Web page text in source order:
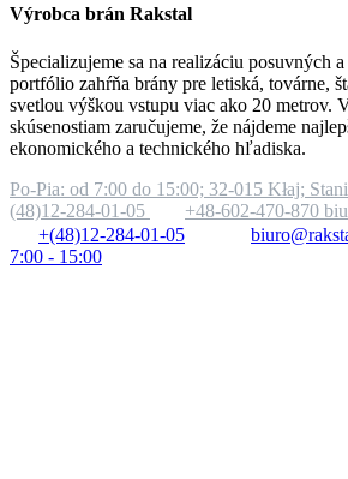
Výrobca brán Rakstal
Špecializujeme sa na realizáciu posuvných
portfólio zahŕňa brány pre letiská, továrne,
svetlou výškou vstupu viac ako 20 metrov.
skúsenostiam zaručujeme, že nájdeme
ekonomického a technického hľadiska.
Po-Pia: od 7:00 do 15:00; 32-015 Kłaj;
(48)12-284-01-05
+48-602-470-870
+(48)12-284-01-05
7:00 - 15:00